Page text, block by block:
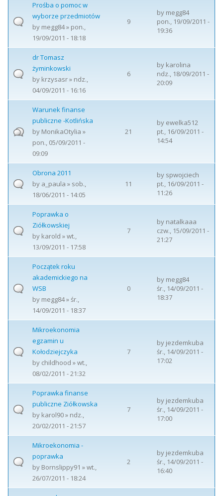
Prośba o pomoc w
wyborze przedmiotów
by megg84» pon.,
19/09/2011 - 18:18
9
by megg84
pon., 19/09/2011 -
19:36
dr Tomasz
żyminkowski
by krzysasr» ndz.,
04/09/2011 - 16:16
6
by karolina
ndz., 18/09/2011 -
20:09
Warunek finanse
publiczne -Kotlińska
by MonikaOtylia »
pon., 05/09/2011 -
09:09
21
by ewelka512
pt., 16/09/2011 -
14:54
Obrona 2011
by a_paula » sob.,
18/06/2011 - 14:05
11
by spwojciech
pt., 16/09/2011 -
11:26
Poprawka o
Ziółkowskiej
by karold » wt.,
13/09/2011 - 17:58
7
by natalkaaa
czw., 15/09/2011 -
21:27
Początek roku
akademickiego na
WSB
by megg84» śr.,
14/09/2011 - 18:37
0
by megg84
śr., 14/09/2011 -
18:37
Mikroekonomia
egzamin u
Kołodziejczyka
by childhood » wt.,
08/02/2011 - 21:32
7
by jezdemkuba
śr., 14/09/2011 -
17:02
Poprawka finanse
publiczne Ziółkowska
by karol90» ndz.,
20/02/2011 - 21:57
7
by jezdemkuba
śr., 14/09/2011 -
17:00
Mikroekonomia -
poprawka
by Bornslippy91 » wt.,
26/07/2011 - 18:24
2
by jezdemkuba
śr., 14/09/2011 -
16:40